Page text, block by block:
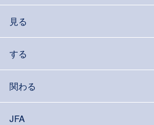
見る
する
関わる
JFA